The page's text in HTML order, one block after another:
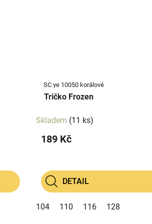
SC ye 10050 korálové
Tričko Frozen
Skladem (11 ks)
189 Kč
DETAIL
104 110 116 128